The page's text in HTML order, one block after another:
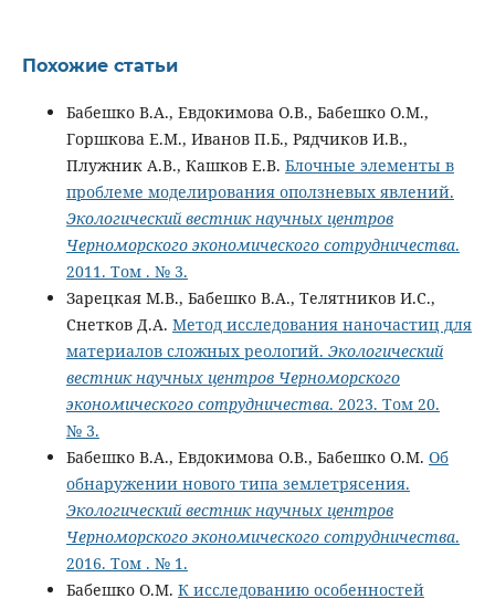
Похожие статьи
Бабешко В.А., Евдокимова О.В., Бабешко О.М.,
Горшкова Е.М., Иванов П.Б., Рядчиков И.В.,
Плужник А.В., Кашков Е.В. Блочные элементы в
проблеме моделирования оползневых явлений.
Экологический вестник научных центров
Черноморского экономического сотрудничества.
2011. Том . № 3.
Зарецкая М.В., Бабешко В.А., Телятников И.С.,
Снетков Д.А. Метод исследования наночастиц для
материалов сложных реологий. Экологический
вестник научных центров Черноморского
экономического сотрудничества. 2023. Том 20.
№ 3.
Бабешко В.А., Евдокимова О.В., Бабешко О.М. Об
обнаружении нового типа землетрясения.
Экологический вестник научных центров
Черноморского экономического сотрудничества.
2016. Том . № 1.
Бабешко О.М. К исследованию особенностей